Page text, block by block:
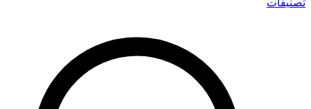
تصنيفات